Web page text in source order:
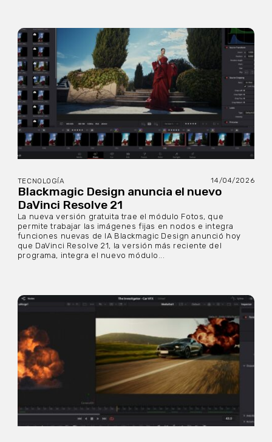
TECNOLOGÍA 14/04/2026
Blackmagic Design anuncia el nuevo
DaVinci Resolve 21
La nueva versión gratuita trae el módulo Fotos, que
permite trabajar las imágenes fijas en nodos e integra
funciones nuevas de IA Blackmagic Design anunció hoy
que DaVinci Resolve 21, la versión más reciente del
programa, integra el nuevo módulo...